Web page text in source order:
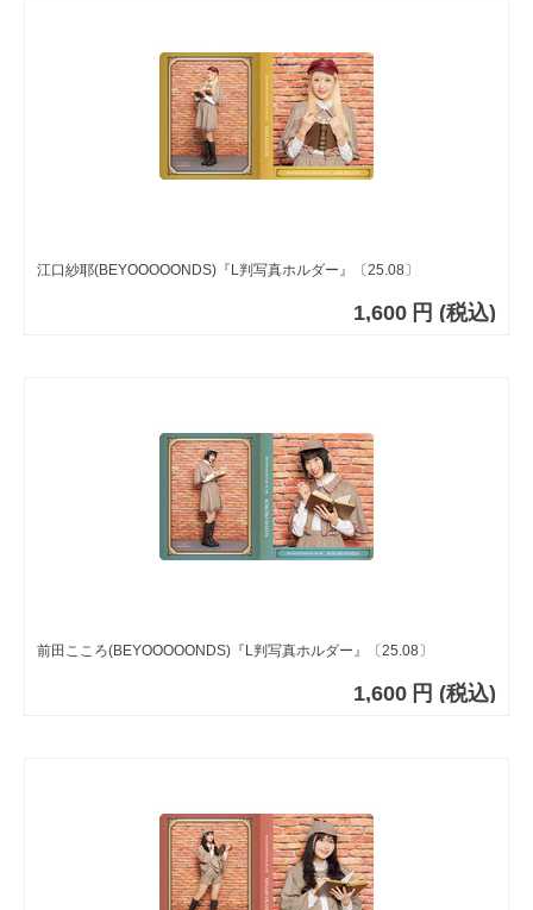
江口紗耶(BEYOOOOONDS)『L判写真ホルダー』〔25.08〕
1,600 円 (税込)
前田こころ(BEYOOOOONDS)『L判写真ホルダー』〔25.08〕
1,600 円 (税込)